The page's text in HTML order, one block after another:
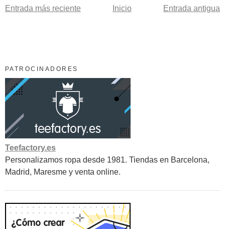
Entrada más reciente Entrada antigua
Inicio
PATROCINADORES
Teefactory.es
Personalizamos ropa desde 1981. Tiendas en Barcelona,
Madrid, Maresme y venta online.